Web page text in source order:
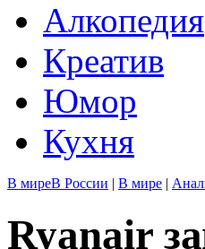
Алкопедия
Креатив
Юмор
Кухня
В миреВ России | В мире |
Ryanair